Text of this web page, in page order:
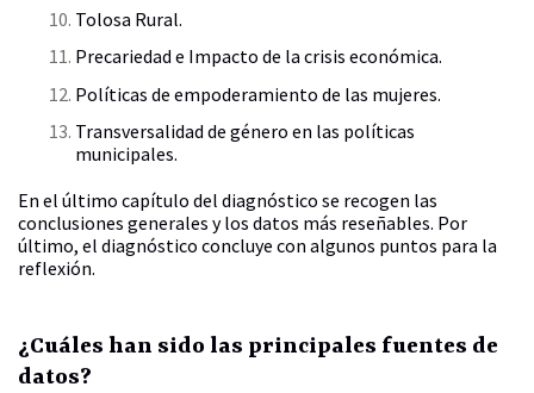
Tolosa Rural.
Precariedad e Impacto de la crisis económica.
Políticas de empoderamiento de las mujeres.
Transversalidad de género en las políticas
municipales.
En el último capítulo del diagnóstico se recogen las
conclusiones generales y los datos más reseñables. Por
último, el diagnóstico concluye con algunos puntos para la
reflexión.
¿Cuáles han sido las principales fuentes de
datos?